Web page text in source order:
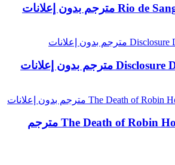
فيلم The Death of Robin Hood 2026 مترجم